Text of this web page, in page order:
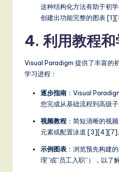
这种结构化方法有助于初
创建出功能完整的图表
4. 利用教程
Visual Paradigm 提供了丰富的
学习进程：
逐步指南 ：Visual
您完成从基础流程到高级子
视频教程 ：简短清晰的视
元素或配置泳道 [3][4][7]
示例图表 ：浏览预先构建
理”或“员工入职”），以了